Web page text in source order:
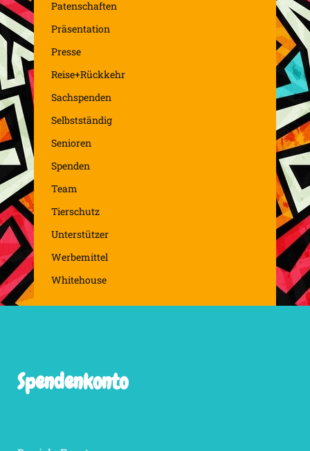
Patenschaften
Präsentation
Presse
Reise+Rückkehr
Sachspenden
Selbstständig
Senioren
Spenden
Team
Tierschutz
Unterstützer
Werbemittel
Whitehouse
Spendenkonto